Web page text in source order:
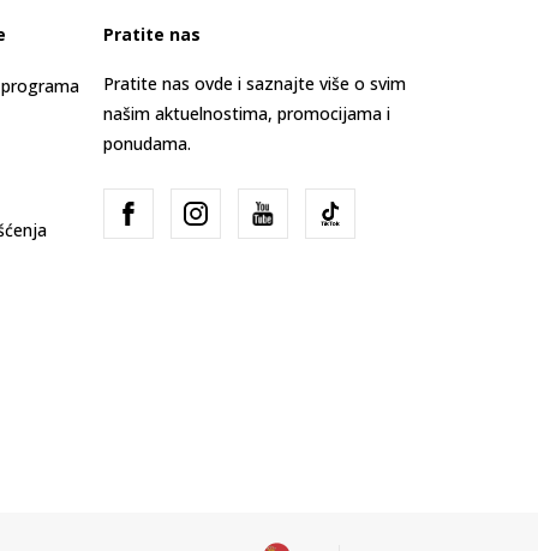
Pratite nas
Pratite nas ovde i saznajte više o svim
našim aktuelnostima, promocijama i
ponudama.